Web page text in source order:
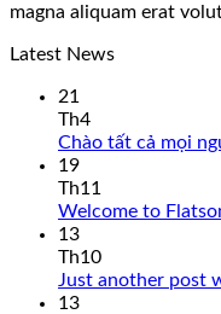
magna aliquam erat
Latest News
21
Th4
Chào tất cả mọi
19
Th11
Welcome to
13
Th10
Just another post
13